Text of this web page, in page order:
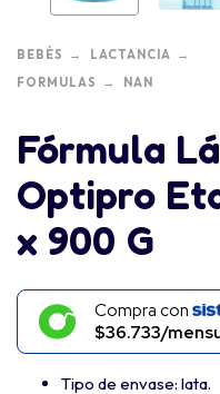
BEBÉS
LACTANCIA
FORMULAS
NAN
Fórmula
Optipro
x 900 G
Compra con
$36.733/
Tipo de envase: lata.